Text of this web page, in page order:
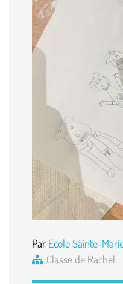
Par Ecole Sainte-
Classe de Rachel